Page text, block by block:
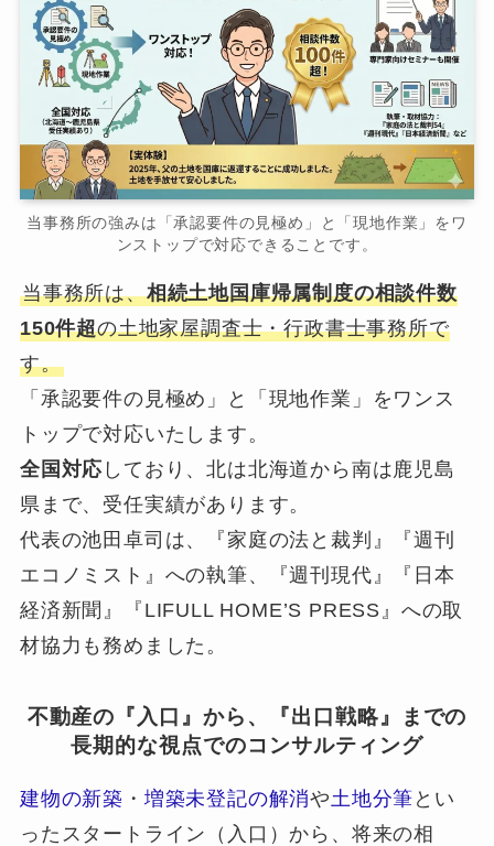
当事務所の強みは「承認要件の見極め」と「現地作業」をワ
ンストップで対応できることです。
当事務所は、相続土地国庫帰属制度の相談件数
150件超の土地家屋調査士・行政書士事務所で
す。
「承認要件の見極め」と「現地作業」をワンス
トップで対応いたします。
全国対応 しており、北は北海道から南は鹿児島
県まで、受任実績があります。
代表の池田卓司は、『家庭の法と裁判』『週刊
エコノミスト』への執筆、『週刊現代』『日本
経済新聞』『LIFULL HOME’S PRESS』への取
材協力も務めました。
不動産の『入口』から、『出口戦略』までの
長期的な視点でのコンサルティング
建物の新築 ・ 増築未登記の解消や 土地分筆 とい
ったスタートライン（入口）から、将来の相